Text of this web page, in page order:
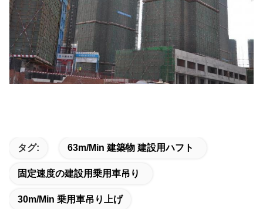
タグ: 63m/min 建築物 建設用ハフト
固定速度の建設用乗用車吊り
30m/min 乗用車吊り上げ